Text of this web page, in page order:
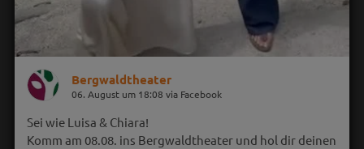
Bergwaldtheater
06. August um 18:08 via Facebook
Sei wie Luisa & Chiara!
Komm am 08.08. ins Bergwaldtheater und hol dir deinen